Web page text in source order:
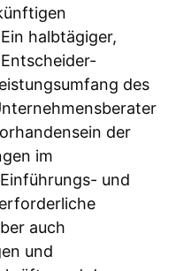
halbtägiger,
des
der
im
und
auch
und